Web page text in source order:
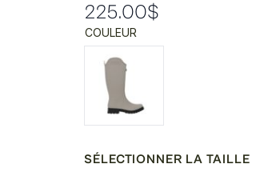
225.00$
COULEUR
SÉLECTIONNER LA TAILLE